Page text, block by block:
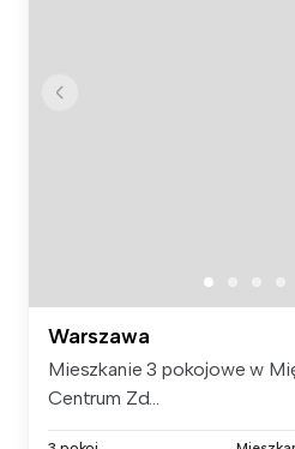
Warszawa
Mieszkanie 3 pokojowe w
Centrum Zd...